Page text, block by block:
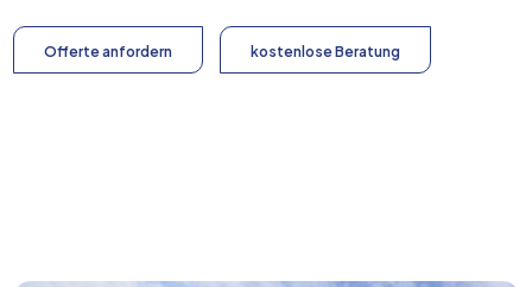
Offerte anfordern kostenlose Beratung